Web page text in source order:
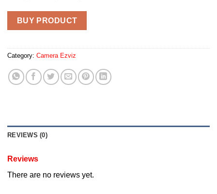
BUY PRODUCT
Category: Camera Ezviz
REVIEWS (0)
Reviews
There are no reviews yet.